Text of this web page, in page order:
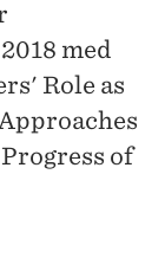
med
Role as
of